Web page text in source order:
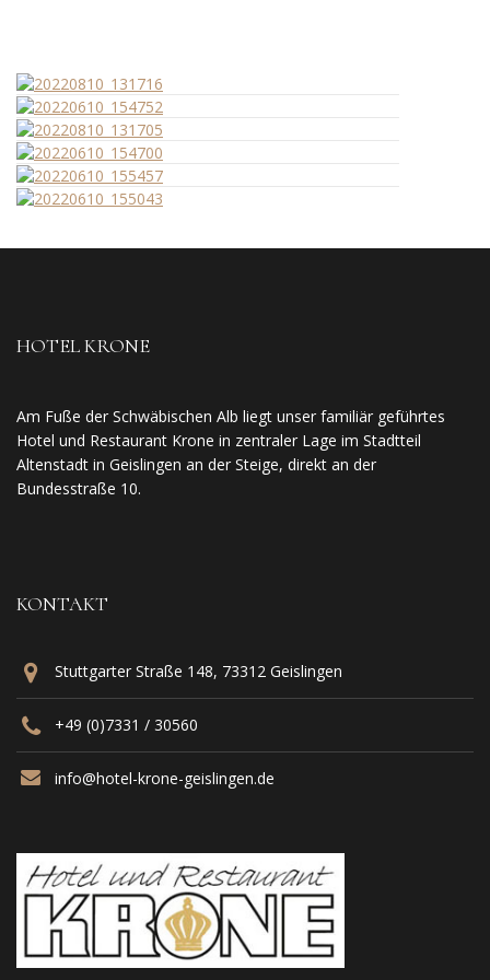
HOTEL KRONE
Am Fuße der Schwäbischen Alb liegt unser familiär geführtes
Hotel und Restaurant Krone in zentraler Lage im Stadtteil
Altenstadt in Geislingen an der Steige, direkt an der
Bundesstraße 10.
KONTAKT
Stuttgarter Straße 148, 73312 Geislingen
+49 (0)7331 / 30560
info@hotel-krone-geislingen.de